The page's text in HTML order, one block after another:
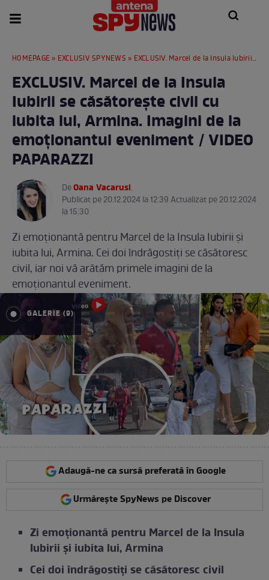
HOMEPAGE » EXCLUSIV SPYNEWS » EXCLUSIV. Marcel de la Insula Iubirii se căsătorește civil cu iubita lui, Armina. Imagini de la emoționantul eveniment / VIDEO PAPARAZZI
EXCLUSIV. Marcel de la Insula
Iubirii se căsătorește civil cu
iubita lui, Armina. Imagini de la
emoționantul eveniment / VIDEO
PAPARAZZI
DeOana Vacarusi.
Publicat pe 20.12.2024 la 12:39 Actualizat pe 20.12.2024
la 15:30
Zi emoționantă pentru Marcel de la Insula Iubirii și
iubita lui, Armina. Cei doi îndrăgostiți se căsătoresc
civil, iar noi vă arătăm primele imagini de la
emoționantul eveniment.
GALERIE (9)
Adaugă-ne ca sursă preferată în Google
Urmărește SpyNews pe Discover
Zi emoționantă pentru Marcel de la Insula
Iubirii și iubita lui, Armina
Cei doi îndrăgostiți se căsătoresc civil